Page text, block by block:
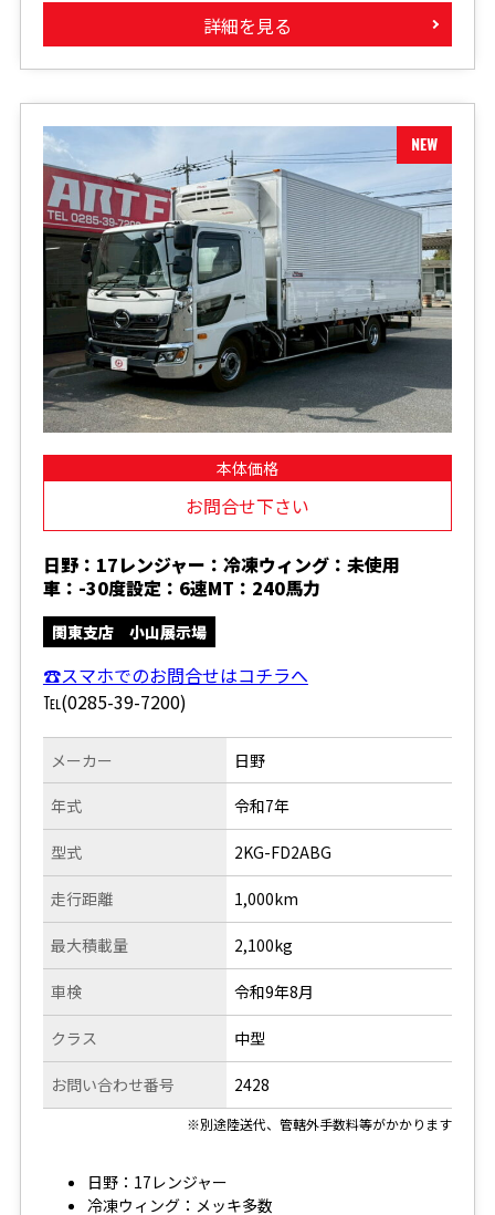
詳細を見る
本体価格
お問合せ下さい
日野：17レンジャー：冷凍ウィング：未使用
車：-30度設定：6速MT：240馬力
関東支店 小山展示場
☎スマホでのお問合せはコチラへ
℡(0285-39-7200)
メーカー
年式
型式
走行距離
日野
令和7年
2KG-FD2ABG
1,000km
最大積載量
車検
クラス
お問い合わせ番号
2,100kg
令和9年8月
中型
2428
※別途陸送代、管轄外手数料等がかかります
日野：17レンジャー
冷凍ウィング：メッキ多数